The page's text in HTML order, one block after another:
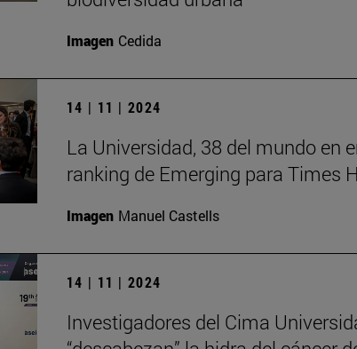
Imagen Cedida
14 | 11 | 2024
La Universidad, 38 del mundo en
ranking de Emerging para Times
Imagen Manuel Castells
14 | 11 | 2024
Investigadores del Cima